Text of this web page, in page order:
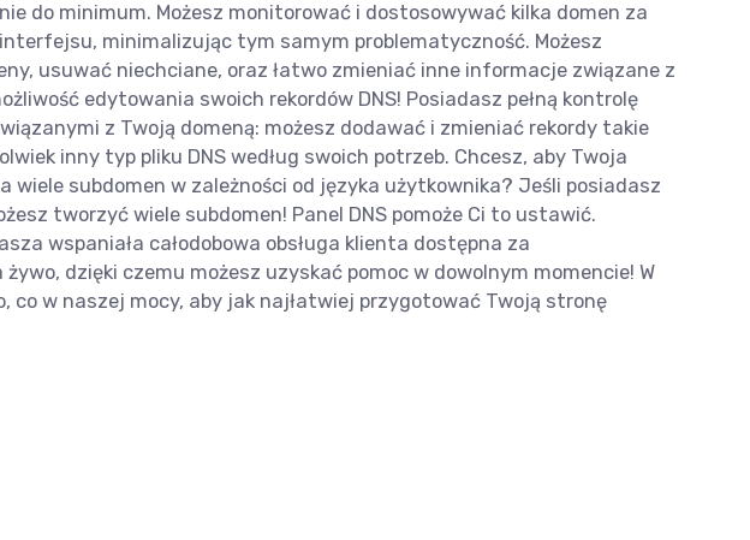
do minimum. Możesz monitorować i dostosowywać kilka domen za
minimalizując tym samym problematyczność. Możesz
usuwać niechciane, oraz łatwo zmieniać inne informacje związane z
edytowania swoich rekordów DNS! Posiadasz pełną kontrolę
z Twoją domeną: możesz dodawać i zmieniać rekordy takie
inny typ pliku DNS według swoich potrzeb. Chcesz, aby Twoja
wiele subdomen w zależności od języka użytkownika? Jeśli posiadasz
tworzyć wiele subdomen! Panel DNS pomoże Ci to ustawić.
wspaniała całodobowa obsługa klienta dostępna za
dzięki czemu możesz uzyskać pomoc w dowolnym momencie! W
co w naszej mocy, aby jak najłatwiej przygotować Twoją stronę